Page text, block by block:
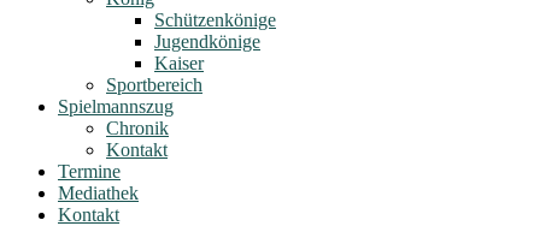
Schützenkönige
Jugendkönige
Kaiser
Sportbereich
Spielmannszug
Chronik
Kontakt
Termine
Mediathek
Kontakt